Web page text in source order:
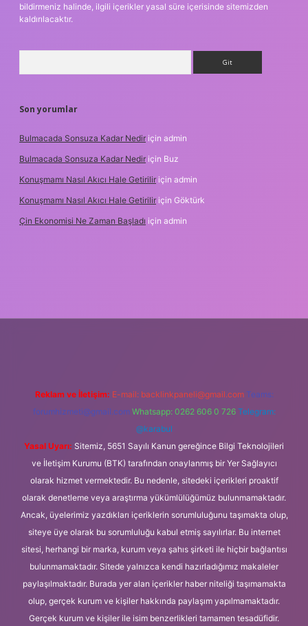
bildirmeniz halinde, ilgili içerikler yasal süre içerisinde sitemizden
kaldırılacaktır.
Son yorumlar
Bulmacada Sonsuza Kadar Nedir için admin
Bulmacada Sonsuza Kadar Nedir için Buz
Konuşmamı Nasıl Akıcı Hale Getirilir için admin
Konuşmamı Nasıl Akıcı Hale Getirilir için Göktürk
Çin Ekonomisi Ne Zaman Başladı için admin
Reklam ve İletişim: E-mail: backlinkpaneli@gmail.com Teams:
forumhizmeti@gmail.com Whatsapp: 0262 606 0 726 Telegram:
@karabul
Yasal Uyarı: Sitemiz, 5651 Sayılı Kanun gereğince Bilgi Teknolojileri
ve İletişim Kurumu (BTK) tarafından onaylanmış bir Yer Sağlayıcı
olarak hizmet vermektedir. Bu nedenle, sitedeki içerikleri proaktif
olarak denetleme veya araştırma yükümlülüğümüz bulunmamaktadır.
Ancak, üyelerimiz yazdıkları içeriklerin sorumluluğunu taşımakta olup,
siteye üye olarak bu sorumluluğu kabul etmiş sayılırlar. Bu internet
sitesi, herhangi bir marka, kurum veya şahıs şirketi ile hiçbir bağlantısı
bulunmamaktadır. Sitede yalnızca kendi hazırladığımız makaleler
paylaşılmaktadır. Burada yer alan içerikler haber niteliği taşımamakta
olup, gerçek kurum ve kişiler hakkında paylaşım yapılmamaktadır.
Gerçek kurum ve kişiler ile isim benzerlikleri tamamen tesadüfidir.